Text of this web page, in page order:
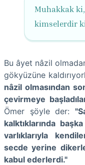
Muhakkak
kimselerdir
Bu âyet nâzil
gökyüzüne
nâzil olmasından
çevirmeye
Ömer şöyle der:
kalktıklarında
varlıklarıyla
secde yerine
kabul ederlerdi."